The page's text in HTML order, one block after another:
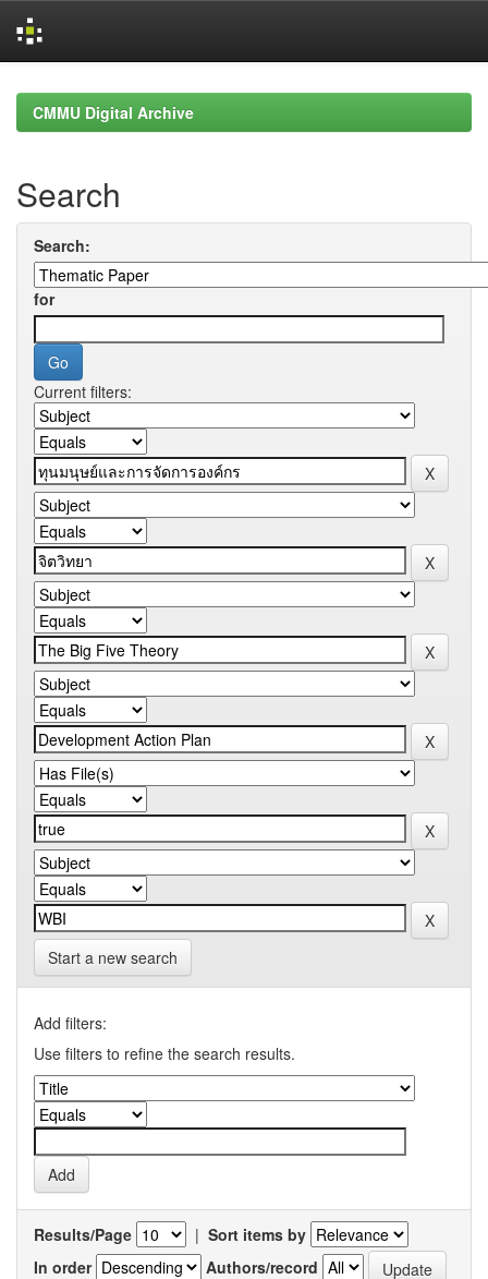
navigationCMMU Digital Archive
Search
Search:
for
Current filters:
Start a new search
Add filters:
Use filters to refine the search results.
Results/Page | Sort items by
In order
Authors/record